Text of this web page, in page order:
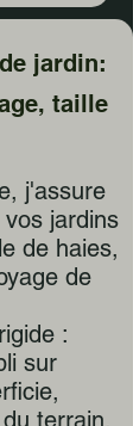
jardin:
taille
j'assure
jardins
de haies,
de
:
sur
terrain.